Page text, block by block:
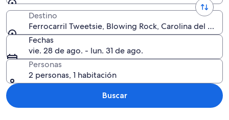
Destino
Ferrocarril Tweetsie, Blowing Rock, Carolina del
Fechas
vie. 28 de ago. - lun. 31 de ago.
Personas
2 personas, 1 habitación
Buscar